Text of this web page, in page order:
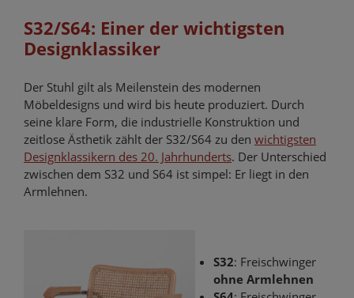
S32/S64: Einer der wichtigsten
Designklassiker
Der Stuhl gilt als Meilenstein des modernen
Möbeldesigns und wird bis heute produziert. Durch
seine klare Form, die industrielle Konstruktion und
zeitlose Ästhetik zählt der S32/S64 zu den wichtigsten
Designklassikern des 20. Jahrhunderts. Der Unterschied
zwischen dem S32 und S64 ist simpel: Er liegt in den
Armlehnen.
S32: Freischwinger
ohne Armlehnen